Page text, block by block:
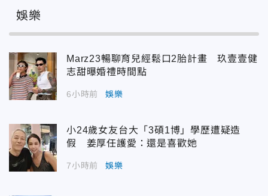
娛樂
Marz23暢聊育兒經鬆口2胎計畫 玖壹壹健
志甜曝婚禮時間點
6小時前 娛樂
小24歲女友台大「3碩1博」學歷遭疑造
假 姜厚任護愛：還是喜歡她
7小時前 娛樂